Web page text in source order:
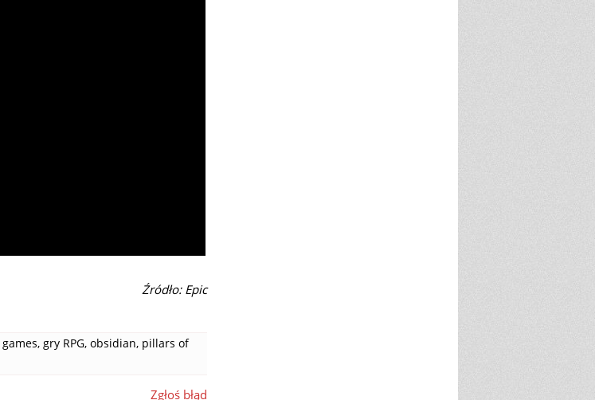
Źródło: Epic
games, gry RPG, obsidian, pillars of
Zgłoś błąd